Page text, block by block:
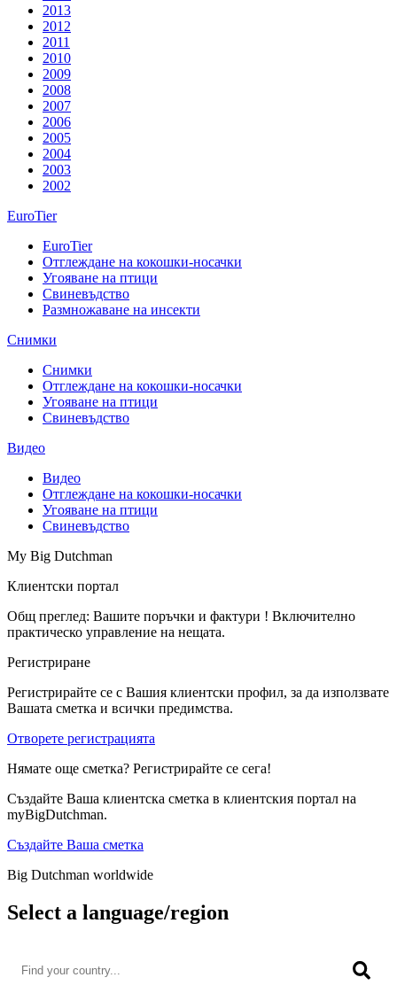
2013
2012
2011
2010
2009
2008
2007
2006
2005
2004
2003
2002
EuroTier
EuroTier
Отглеждане на кокошки-носачки
Угояване на птици
Свиневъдство
Размножаване на инсекти
Снимки
Снимки
Отглеждане на кокошки-носачки
Угояване на птици
Свиневъдство
Видео
Видео
Отглеждане на кокошки-носачки
Угояване на птици
Свиневъдство
My Big Dutchman
Клиентски портал
Общ преглед: Вашите поръчки и фактури ! Включително
практическо управление на нещата.
Регистриране
Регистрирайте се с Вашия клиентски профил, за да използвате
Вашата сметка и всички предимства.
Отворете регистрацията
Нямате още сметка? Регистрирайте се сега!
Създайте Ваша клиентска сметка в клиентския портал на
myBigDutchman.
Създайте Ваша сметка
Big Dutchman worldwide
Select a language/region